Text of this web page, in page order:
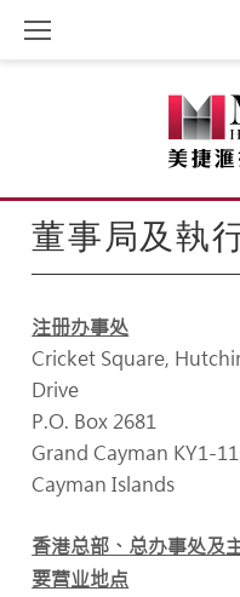
Skip
董事局及執
注册办事处
Cricket Square,
Drive
P.O. Box 2681
Grand Cayman KY1-
Cayman Islands
香港总部、总办事处及
要营业地点